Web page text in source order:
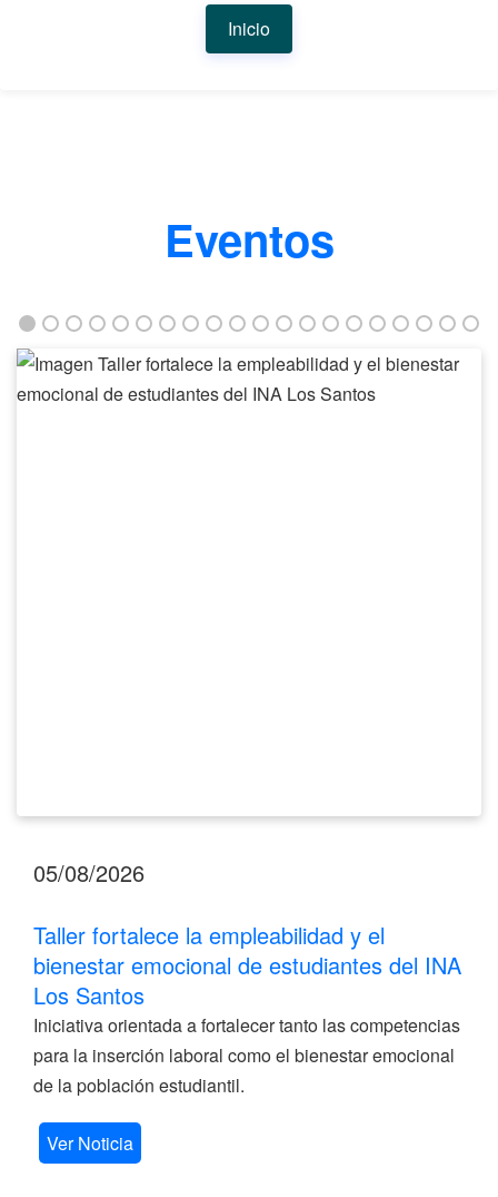
Inicio
Eventos
Taller
fortalece
05/08/2026
Taller fortalece la empleabilidad y el
bienestar emocional de estudiantes del INA
Los Santos
Iniciativa orientada a fortalecer tanto las competencias
para la inserción laboral como el bienestar emocional
de la población estudiantil.
Ver Noticia